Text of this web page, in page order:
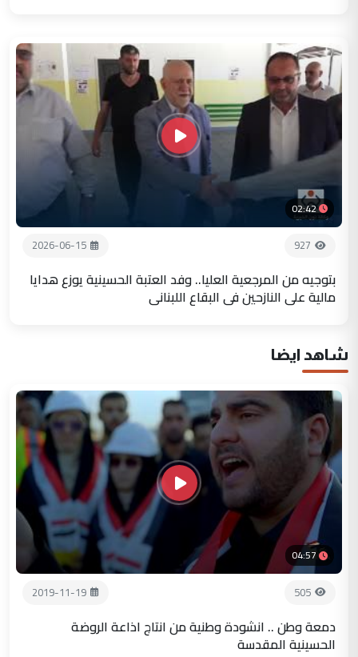
02:42
927
2026-06-15
بتوجيه من المرجعية العليا.. وفد العتبة الحسينية يوزع هدايا
مالية على النازحين في البقاع اللبناني
شاهد ايضا
04:57
505
2019-11-19
دمعة وطن .. انشودة وطنية من انتاج اذاعة الروضة
الحسينية المقدسة